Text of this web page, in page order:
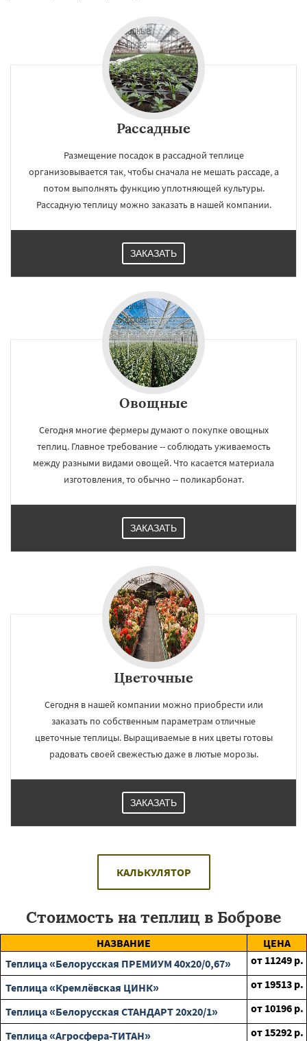
Рассадные
Размещение посадок в рассадной теплице
организовывается так, чтобы сначала не мешать рассаде, а
потом выполнять функцию уплотняющей культуры.
Рассадную теплицу можно заказать в нашей компании.
ЗАКАЗАТЬ
Овощные
Сегодня многие фермеры думают о покупке овощных
теплиц. Главное требование -- соблюдать уживаемость
между разными видами овощей. Что касается материала
изготовления, то обычно -- поликарбонат.
ЗАКАЗАТЬ
Цветочные
Сегодня в нашей компании можно приобрести или
заказать по собственным параметрам отличные
цветочные теплицы. Выращиваемые в них цветы готовы
радовать своей свежестью даже в лютые морозы.
ЗАКАЗАТЬ
КАЛЬКУЛЯТОР
Стоимость на теплиц в Боброве
НАЗВАНИЕ
ЦЕНА
Теплица «Белорусская ПРЕМИУМ 40х20/0,67»
от 11249 р.
Теплица «Кремлёвская ЦИНК»
от 19513 р.
Теплица «Белорусская СТАНДАРТ 20х20/1»
от 10196 р.
Теплица «Агросфера-ТИТАН»
от 15292 р.